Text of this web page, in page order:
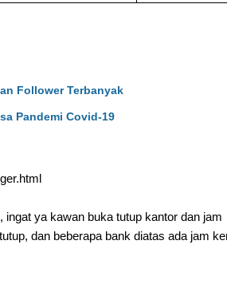
Follower Terbanyak
Pandemi Covid-19
ya kawan buka tutup kantor dan jam
dan beberapa bank diatas ada jam